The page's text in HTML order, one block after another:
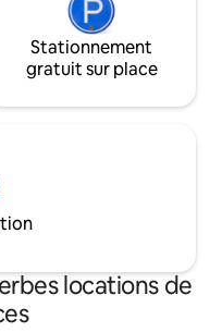
Stationnement
gratuit sur place
locations de